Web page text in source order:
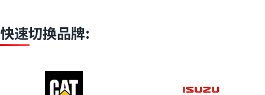
快速切换品牌: